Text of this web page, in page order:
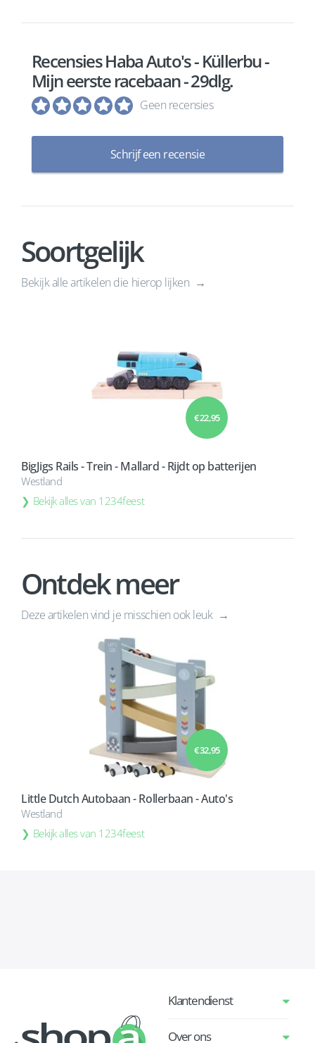
Recensies Haba Auto's - Küllerbu -
Mijn eerste racebaan - 29dlg.
Geen recensies
Schrijf een recensie
Soortgelijk
Bekijk alle artikelen die hierop lijken
€ 22,95
BigJigs Rails - Trein - Mallard - Rijdt op batterijen
Westland
Bekijk alles van 1234feest
€ 32,95
Little Dutch Autobaan - Rollerbaan - Auto's
Westland
Bekijk alles van 1234feest
Ontdek meer
Deze artikelen vind je misschien ook leuk
Klantendienst
Over ons